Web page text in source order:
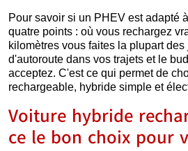
Pour savoir si un PHEV est adapté
quatre points : où vous rechargez
kilomètres vous faites la plupart des
d'autoroute dans vos trajets et le
acceptez. C'est ce qui permet de
rechargeable, hybride simple et
Voiture hybride
ce le bon choix pour